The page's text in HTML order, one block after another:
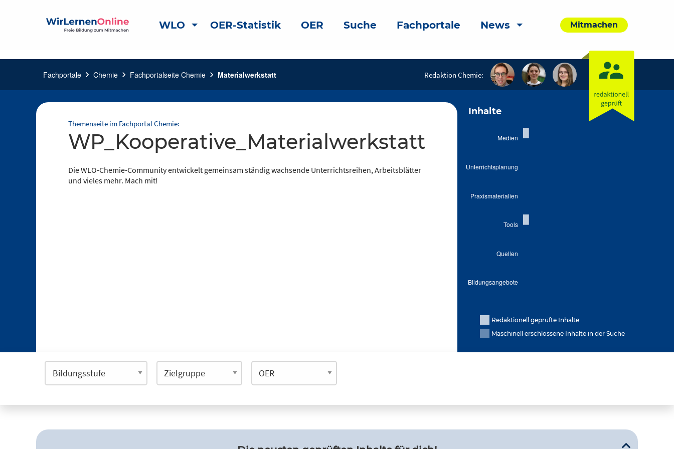
WLO OER-Statistik OER Suche Fachportale News Mitmachen
Fachportale chevron_right Chemie chevron_right Fachportalseite Chemie chevron_right Materialwerkstatt Redaktion Chemie:
Themenseite im Fachportal Chemie:
WP_Kooperative_Materialwerkstatt
Die WLO-Chemie-Community entwickelt gemeinsam ständig wachsende Unterrichtsreihen, Arbeitsblätter
und vieles mehr. Mach mit!
Inhalte
Redaktionell geprüfte Inhalte
Maschinell erschlossene Inhalte in der Suche